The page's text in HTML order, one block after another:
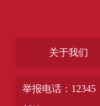
关于我们
举报电话：12345